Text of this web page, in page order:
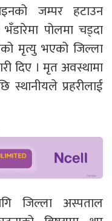
जम्पर हटाउन
पोलमा चड्दा
मृत्यु भएको जिल्ला
दिए । मृत अवस्थामा
स्थानीयले प्रहरीलाई
जिल्ला अस्पताल